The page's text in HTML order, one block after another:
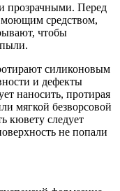
прозрачными. Перед
средством,
чтобы
пыли.
силиконовым
и дефекты
наносить, протирая
мягкой безворсовой
кювету следует
не попали